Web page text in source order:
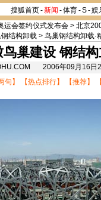
搜狐首页-新闻 -体育-S-娱
运会签约仪式发布会 > 北京
结构卸载 > 鸟巢钢结构卸载·
鸟巢建设 钢结
2006年09月16
句 】 【热点排行】 【推荐】